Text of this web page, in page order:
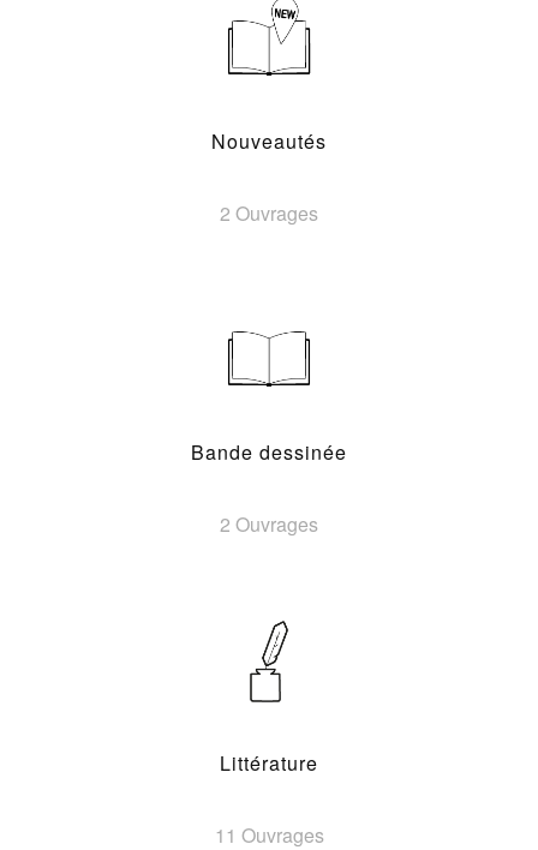
Nouveautés
2 Ouvrages
Bande dessinée
2 Ouvrages
Littérature
11 Ouvrages